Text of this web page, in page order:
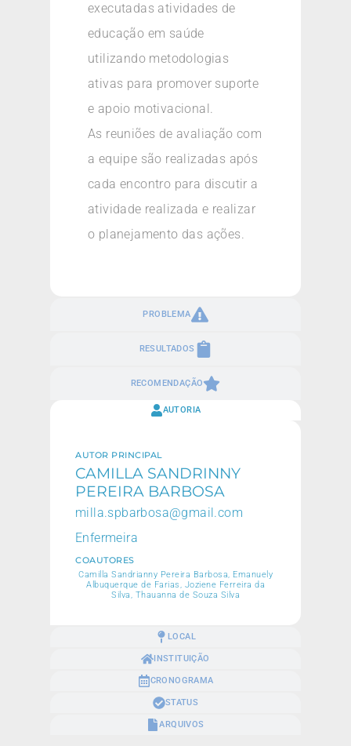
PROBLEMA
RESULTADOS
RECOMENDAÇÃO
executadas atividades de
educação em saúde
utilizando metodologias
ativas para promover suporte
e apoio motivacional.
As reuniões de avaliação com
a equipe são realizadas após
cada encontro para discutir a
atividade realizada e realizar
o planejamento das ações.
AUTORIA
LOCAL
INSTITUIÇÃO
CRONOGRAMA
STATUS
ARQUIVOS
AUTOR PRINCIPAL
CAMILLA SANDRINNY
PEREIRA BARBOSA
milla.spbarbosa@gmail.com
Enfermeira
COAUTORES
Camilla Sandrianny Pereira Barbosa, Emanuely
Albuquerque de Farias, Joziene Ferreira da
Silva, Thauanna de Souza Silva